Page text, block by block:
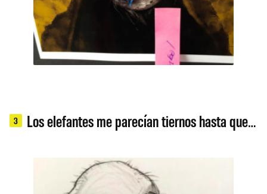
3 Los elefantes me parecían tiernos hasta que…